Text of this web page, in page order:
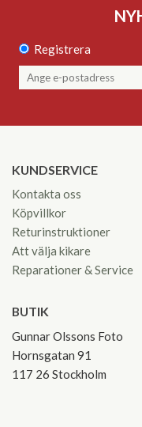
Registrera
KUNDSERVICE
Kontakta oss
Köpvillkor
Returinstruktioner
Att välja kikare
Reparationer & Service
BUTIK
Gunnar Olssons Foto
Hornsgatan 91
117 26 Stockholm